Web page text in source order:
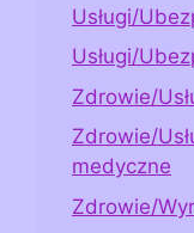
Usługi/
Usługi/
Zdrowie/
Zdrowie/
medyczne
Zdrowie/